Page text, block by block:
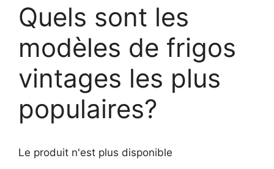
Quels sont les
modèles de frigos
vintages les plus
populaires?
Le produit n'est plus disponible